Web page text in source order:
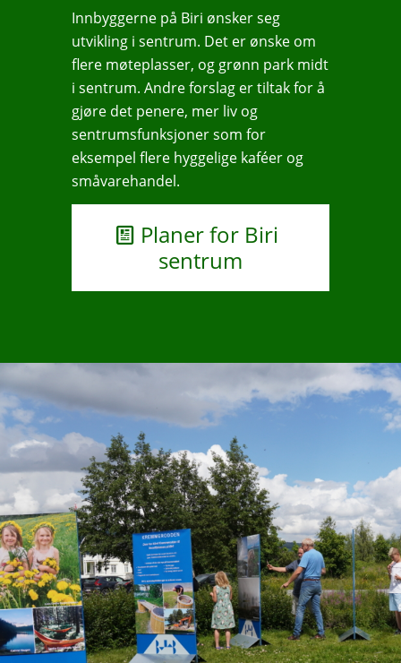
Innbyggerne på Biri ønsker seg
utvikling i sentrum. Det er ønske om
flere møteplasser, og grønn park midt
i sentrum. Andre forslag er tiltak for å
gjøre det penere, mer liv og
sentrumsfunksjoner som for
eksempel flere hyggelige kaféer og
småvarehandel.
Planer for Biri
sentrum